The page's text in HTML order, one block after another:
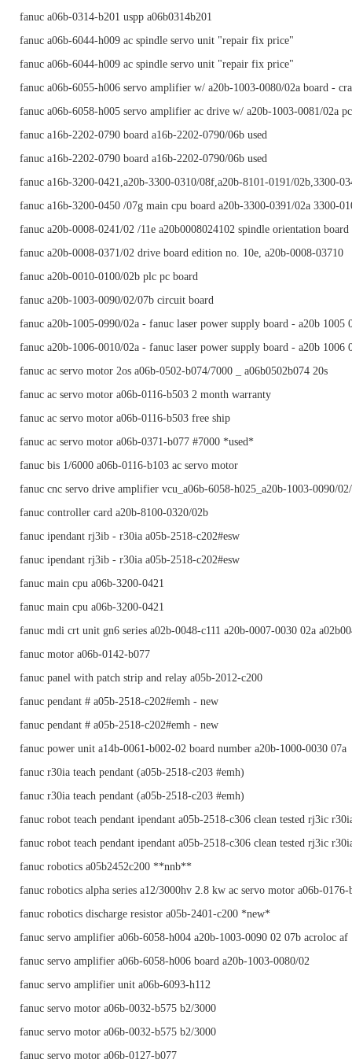
fanuc a06b-0314-b201 uspp a06b0314b201
fanuc a06b-6044-h009 ac spindle servo unit "repair fix price"
fanuc a06b-6044-h009 ac spindle servo unit "repair fix price"
fanuc a06b-6055-h006 servo amplifier w/ a20b-1003-0080/02a board -
fanuc a06b-6058-h005 servo amplifier ac drive w/ a20b-1003-0081/02a
fanuc a16b-2202-0790 board a16b-2202-0790/06b used
fanuc a16b-2202-0790 board a16b-2202-0790/06b used
fanuc a16b-3200-0421,a20b-3300-0310/08f,a20b-8101-0191/02b,3300-
fanuc a16b-3200-0450 /07g main cpu board a20b-3300-0391/02a 3300-
fanuc a20b-0008-0241/02 /11e a20b0008024102 spindle orientation board
fanuc a20b-0008-0371/02 drive board edition no. 10e, a20b-0008-03710
fanuc a20b-0010-0100/02b plc pc board
fanuc a20b-1003-0090/02/07b circuit board
fanuc a20b-1005-0990/02a - fanuc laser power supply board - a20b 1005
fanuc a20b-1006-0010/02a - fanuc laser power supply board - a20b 1006
fanuc ac servo motor 2os a06b-0502-b074/7000 _ a06b0502b074 20s
fanuc ac servo motor a06b-0116-b503 2 month warranty
fanuc ac servo motor a06b-0116-b503 free ship
fanuc ac servo motor a06b-0371-b077 #7000 *used*
fanuc bis 1/6000 a06b-0116-b103 ac servo motor
fanuc cnc servo drive amplifier vcu_a06b-6058-h025_a20b-1003-0090/
fanuc controller card a20b-8100-0320/02b
fanuc ipendant rj3ib - r30ia a05b-2518-c202#esw
fanuc ipendant rj3ib - r30ia a05b-2518-c202#esw
fanuc main cpu a06b-3200-0421
fanuc main cpu a06b-3200-0421
fanuc mdi crt unit gn6 series a02b-0048-c111 a20b-0007-0030 02a
fanuc motor a06b-0142-b077
fanuc panel with patch strip and relay a05b-2012-c200
fanuc pendant # a05b-2518-c202#emh - new
fanuc pendant # a05b-2518-c202#emh - new
fanuc power unit a14b-0061-b002-02 board number a20b-1000-0030 07a
fanuc r30ia teach pendant (a05b-2518-c203 #emh)
fanuc r30ia teach pendant (a05b-2518-c203 #emh)
fanuc robot teach pendant ipendant a05b-2518-c306 clean tested rj3ic
fanuc robot teach pendant ipendant a05b-2518-c306 clean tested rj3ic
fanuc robotics a05b2452c200 **nnb**
fanuc robotics alpha series a12/3000hv 2.8 kw ac servo motor a06b-0176-
fanuc robotics discharge resistor a05b-2401-c200 *new*
fanuc servo amplifier a06b-6058-h004 a20b-1003-0090 02 07b acroloc af
fanuc servo amplifier a06b-6058-h006 board a20b-1003-0080/02
fanuc servo amplifier unit a06b-6093-h112
fanuc servo motor a06b-0032-b575 b2/3000
fanuc servo motor a06b-0032-b575 b2/3000
fanuc servo motor a06b-0127-b077